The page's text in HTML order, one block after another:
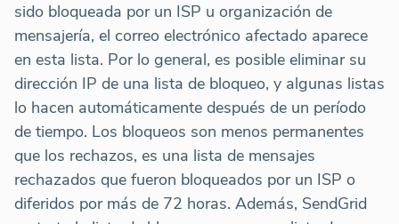
sido bloqueada por un ISP u organización de
mensajería, el correo electrónico afectado aparece
en esta lista. Por lo general, es posible eliminar su
dirección IP de una lista de bloqueo, y algunas listas
lo hacen automáticamente después de un período
de tiempo. Los bloqueos son menos permanentes
que los rechazos, es una lista de mensajes
rechazados que fueron bloqueados por un ISP o
diferidos por más de 72 horas. Además, SendGrid